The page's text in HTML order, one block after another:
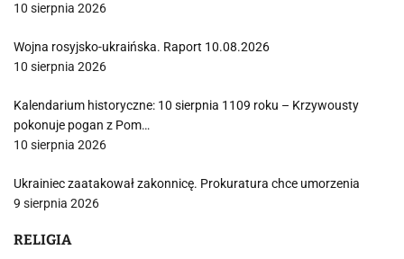
10 sierpnia 2026
Wojna rosyjsko-ukraińska. Raport 10.08.2026
10 sierpnia 2026
Kalendarium historyczne: 10 sierpnia 1109 roku – Krzywousty
pokonuje pogan z Pom…
10 sierpnia 2026
Ukrainiec zaatakował zakonnicę. Prokuratura chce umorzenia
9 sierpnia 2026
RELIGIA